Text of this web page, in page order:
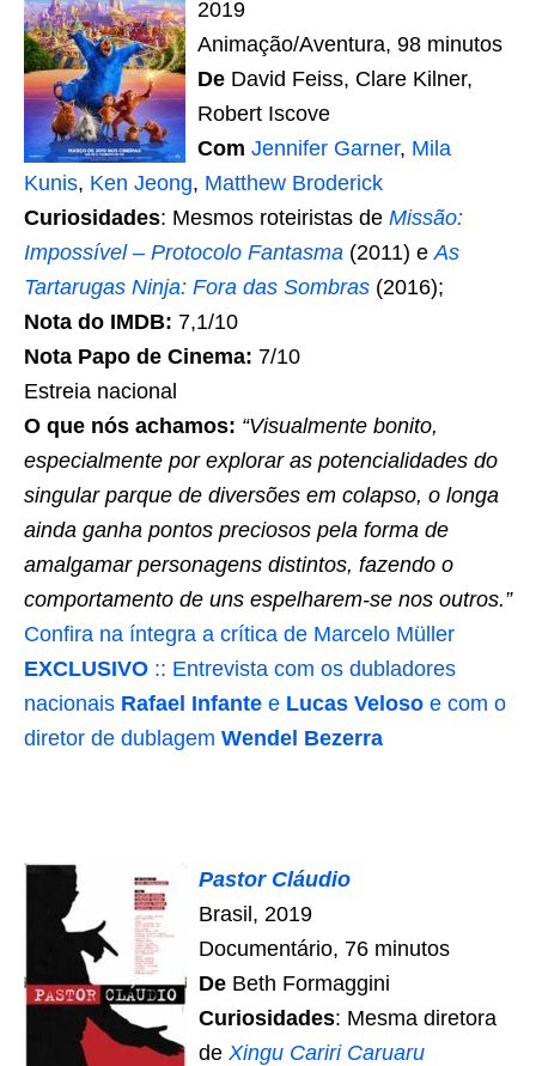
2019
Animação/Aventura, 98 minutos
De David Feiss, Clare Kilner,
Robert Iscove
Com Jennifer Garner, Mila
Kunis, Ken Jeong, Matthew Broderick
Curiosidades: Mesmos roteiristas de Missão:
Impossível – Protocolo Fantasma (2011) e As
Tartarugas Ninja: Fora das Sombras (2016);
Nota do IMDB: 7,1/10
Nota Papo de Cinema: 7/10
Estreia nacional
O que nós achamos: “Visualmente bonito,
especialmente por explorar as potencialidades do
singular parque de diversões em colapso, o longa
ainda ganha pontos preciosos pela forma de
amalgamar personagens distintos, fazendo o
comportamento de uns espelharem-se nos outros.”
Confira na íntegra a crítica de Marcelo Müller
EXCLUSIVO :: Entrevista com os dubladores
nacionais Rafael Infante e Lucas Veloso e com o
diretor de dublagem Wendel Bezerra
Pastor Cláudio
Brasil, 2019
Documentário, 76 minutos
De Beth Formaggini
Curiosidades: Mesma diretora
de Xingu Cariri Caruaru